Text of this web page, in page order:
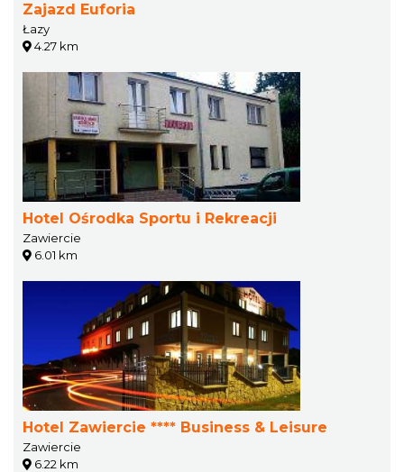
Zajazd Euforia
Łazy
4.27 km
Hotel Ośrodka Sportu i Rekreacji
Zawiercie
6.01 km
Hotel Zawiercie **** Business & Leisure
Zawiercie
6.22 km